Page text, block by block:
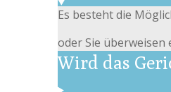
Es besteht die
oder Sie überweisen
Wird das